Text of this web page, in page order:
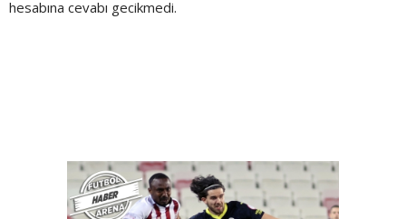
hesabına cevabı gecikmedi.